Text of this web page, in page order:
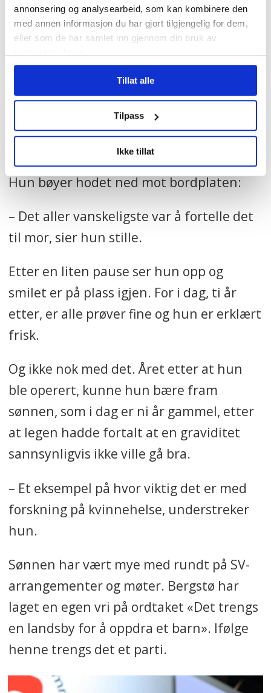
annonsering og analysearbeid, som kan kombinere den
med annen informasjon du har gjort tilgjengelig for dem,
eller som de har samlet inn gjennom din bruk av
Tillat alle
Tilpass
Ikke tillat
I 2012 fikk Kirsti Bergstø påvist
livmorhalskreft. Hun fikk den endelige
beskjeden fra legen sin rett før hun
skulle inn i et stort intervju.
– Jeg rakk ikke å tenke så mye på det
akkurat der og da, men det er klart at en
sånn diagnose preger deg, sier hun.
Hun bøyer hodet ned mot bordplaten:
– Det aller vanskeligste var å fortelle det
til mor, sier hun stille.
Etter en liten pause ser hun opp og
smilet er på plass igjen. For i dag, ti år
etter, er alle prøver fine og hun er erklært
frisk.
Og ikke nok med det. Året etter at hun
ble operert, kunne hun bære fram
sønnen, som i dag er ni år gammel, etter
at legen hadde fortalt at en graviditet
sannsynligvis ikke ville gå bra.
– Et eksempel på hvor viktig det er med
forskning på kvinnehelse, understreker
hun.
Sønnen har vært mye med rundt på SV-
arrangementer og møter. Bergstø har
laget en egen vri på ordtaket «Det trengs
en landsby for å oppdra et barn». Ifølge
henne trengs det et parti.